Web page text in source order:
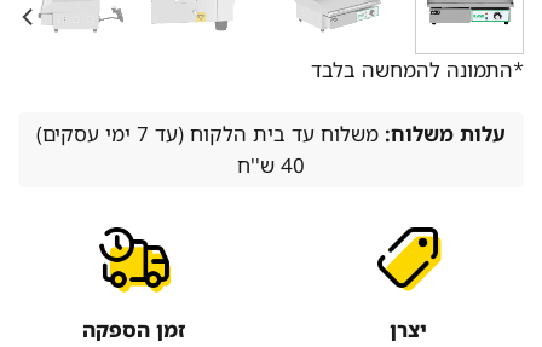
*התמונה להמחשה בלבד
עלות משלוח:
משלוח עד בית הלקוח (עד 7 ימי עסקים)
40 ש''ח
יצרן
זמן הספקה